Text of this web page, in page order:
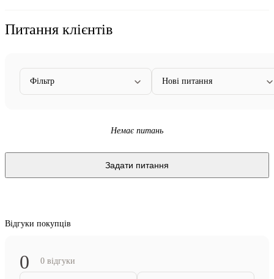
Питання клієнтів
Фільтр Нові питання
Немає питань
Задати питання
Відгуки покупців
0 0 відгуки